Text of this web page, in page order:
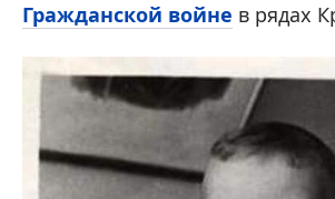
Гражданской войне в рядах